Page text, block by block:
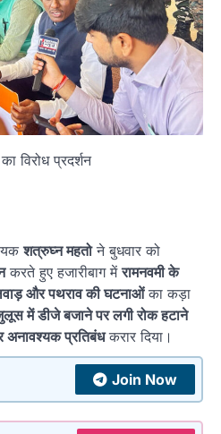
विरोध प्रदर्शन
शत्रुघ्न महतोने बुधवार को
करते हुए हजारीबाग मेंरामनवमी के
और पथराव की घटनाओंका कड़ा
में डीजे बजाने पर लगी रोक हटाने
अनावश्यक प्रतिबंधकरार दिया।
Join Now